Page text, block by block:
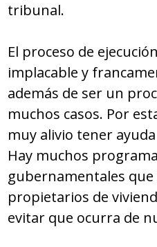
tribunal.
El proceso de
implacable y
además de ser un
muchos casos. Por
muy alivio tener
Hay muchos
gubernamentales
propietarios de
evitar que ocurra de